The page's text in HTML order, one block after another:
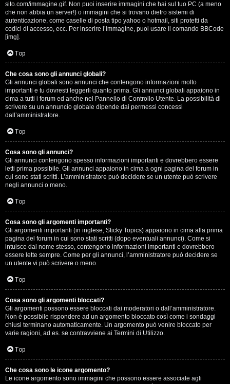
sito.com/immagine.gif. Non puoi inserire immagini che hai sul tuo PC (a meno
che non abbia un server!) o immagini che si trovano dietro sistemi di
autenticazione, come caselle di posta tipo yahoo o hotmail, siti protetti da
codici di accesso, ecc. Per inserire l’immagine, puoi usare il comando BBCode
[img].
Top
Che cosa sono gli annunci globali?
Gli annunci globali sono annunci che contengono informazioni molto
importanti e tu dovresti leggerli quanto prima. Gli annunci globali appaiono in
cima a tutti i forum ed anche nel Pannello di Controllo Utente. La possibilità di
scrivere su un annuncio globale dipende dai permessi concessi
dall’amministratore.
Top
Cosa sono gli annunci?
Gli annunci contengono spesso informazioni importanti e dovrebbero essere
letti prima possibile. Gli annunci appaiono in cima a ogni pagina del forum in
cui sono stati scritti. L’amministratore può decidere se un utente può scrivere
negli annunci o meno.
Top
Cosa sono gli argomenti importanti?
Gli argomenti importanti (in inglese, Sticky Topics) appaiono in cima alla prima
pagina del forum in cui sono stati scritti (dopo eventuali annunci). Come si
intuisce dal nome stesso, contengono informazioni importanti e dovrebbero
essere lette sempre. Come per gli annunci, l’amministratore può decidere se
un utente vi può scrivere o meno.
Top
Cosa sono gli argomenti bloccati?
Gli argomenti possono essere bloccati dai moderatori o dall’amministratore.
Non è possibile rispondere ad un argomento bloccato così come i sondaggi
chiusi terminano automaticamente. Un argomento può venire bloccato per
varie ragioni, ad es. se contravviene ai Termini di Utilizzo.
Top
Che cosa sono le icone argomento?
Le icone argomento sono immagini che possono essere associate agli
C
o
s
a
c
i
p
i
a
c
e
e
c
o
s
a
n
o
n
c
i
p